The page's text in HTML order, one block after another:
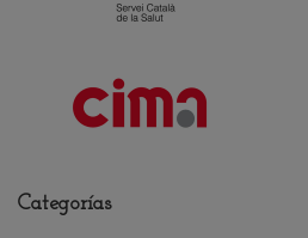
Categorías